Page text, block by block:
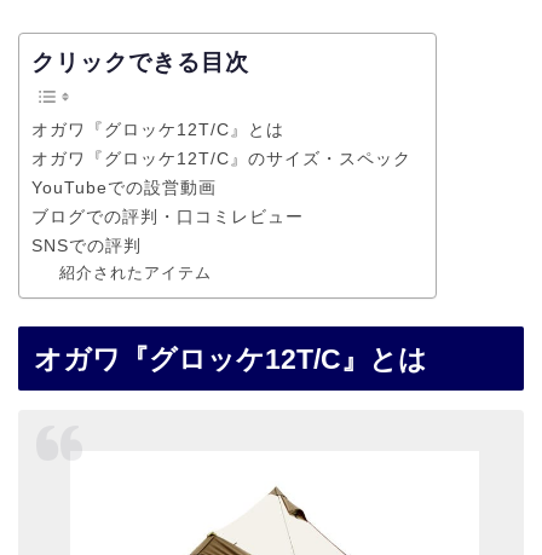
クリックできる目次
オガワ『グロッケ12T/C』とは
オガワ『グロッケ12T/C』のサイズ・スペック
YouTubeでの設営動画
ブログでの評判・口コミレビュー
SNSでの評判
紹介されたアイテム
オガワ『グロッケ12T/C』とは